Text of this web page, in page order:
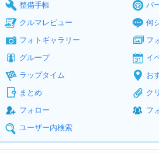
整備手帳
パ
クルマレビュー
何
フォトギャラリー
フ
グループ
イ
ラップタイム
お
まとめ
ク
フォロー
フ
ユーザー内検索